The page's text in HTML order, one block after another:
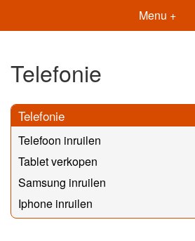
Menu +
Telefonie
Telefonie
Telefoon inruilen
Tablet verkopen
Samsung inruilen
Iphone inruilen